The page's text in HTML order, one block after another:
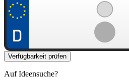
Verfügbarkeit prüfen
Auf Ideensuche?